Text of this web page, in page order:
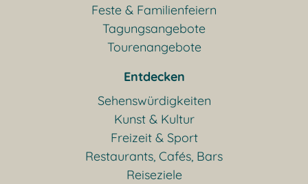
Feste & Familienfeiern
Tagungsangebote
Tourenangebote
Entdecken
Sehenswürdigkeiten
Kunst & Kultur
Freizeit & Sport
Restaurants, Cafés, Bars
Reiseziele